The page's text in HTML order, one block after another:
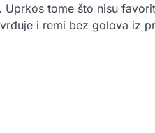
. Uprkos tome što nisu
i remi bez golova iz